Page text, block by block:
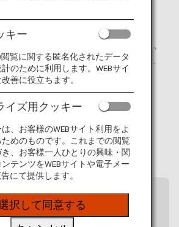
、日本各地の魅力
先にもまだ多くの魅力があります。
全国40以上の空港へとつながり、豊か
らではの食の魅力を持つ地域へお連れ
キー
閲覧に関する匿名化されたデータ
のために利用します。WEBサイ
善に役立ちます。
イズ用クッキー
、お客様のWEBサイト利用をよ
ためのものです。これまでの閲覧
、お客様一人ひとりの興味・関
テンツをWEBサイトや電子メー
にて提供します。
択して同意する